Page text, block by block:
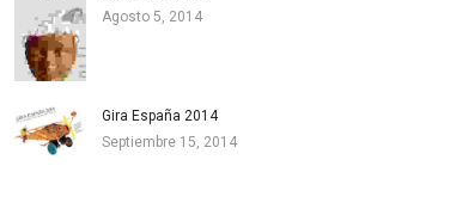
Agosto 5, 2014
Gira España 2014
Septiembre 15, 2014